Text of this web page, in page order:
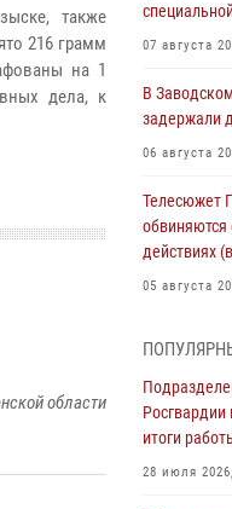
также
216 грамм
на 1
дела, к
области
07 августа
В
задержали
06 августа
Телесюжет
действиях
05 августа
05 августа
Росгвардии
итоги
28 июля